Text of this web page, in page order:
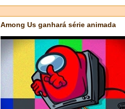
Among Us ganhará série animada